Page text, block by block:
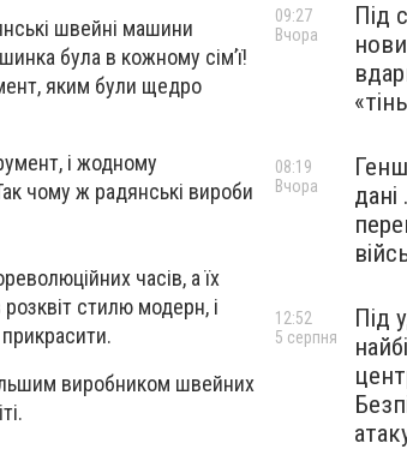
швейні машини
була в кожному сім’ї!
яким були щедро
і жодному
чому ж радянські вироби
часів, а їх
стилю модерн, і
виробником швейних
Під
09:27
Вчора
дані
08:19
Вчора
Під
12:52
5 серпня